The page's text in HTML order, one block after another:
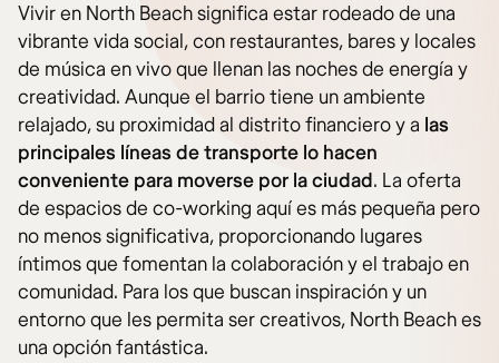
Vivir en North Beach significa estar rodeado de una
vibrante vida social, con restaurantes, bares y locales
de música en vivo que llenan las noches de energía y
creatividad. Aunque el barrio tiene un ambiente
relajado, su proximidad al distrito financiero y a las
principales líneas de transporte lo hacen
conveniente para moverse por la ciudad. La oferta
de espacios de co-working aquí es más pequeña pero
no menos significativa, proporcionando lugares
íntimos que fomentan la colaboración y el trabajo en
comunidad. Para los que buscan inspiración y un
entorno que les permita ser creativos, North Beach es
una opción fantástica.